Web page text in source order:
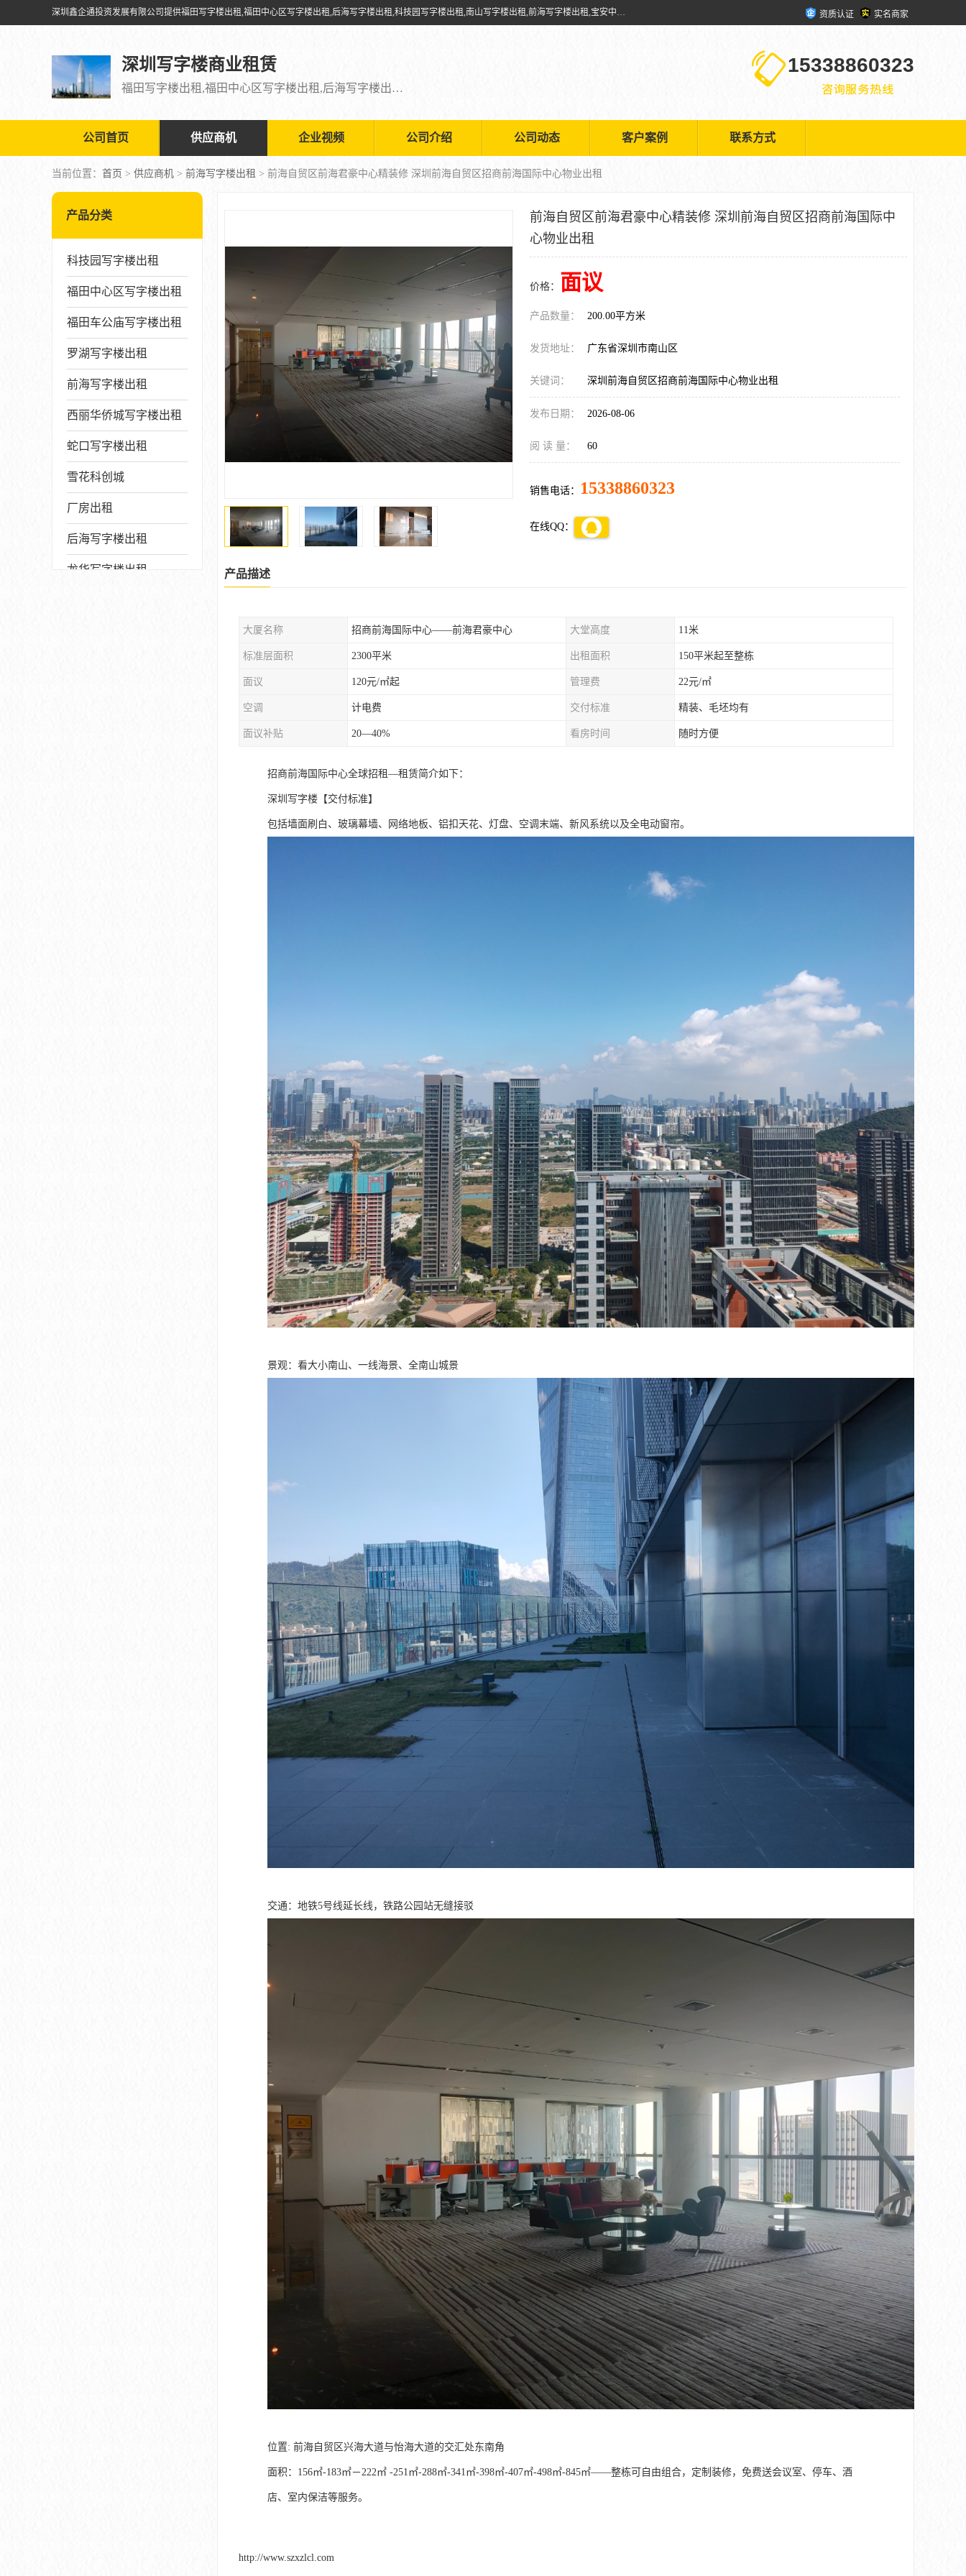
深圳鑫企通投资发展有限公司提供福田写字楼出租,福田中心区写字楼出租,后海写字楼出租,科技园写字楼出租,南山写字楼出租,前海写字楼出租,宝安中心写字楼出租,车公庙写字楼出租,深圳写字楼出租，欢迎有需要的朋友前来咨询。 资质认证 实名商家
深圳写字楼商业租赁
福田写字楼出租,福田中心区写字楼出租,后海写字楼出租,科技园写字楼出租,南山写字楼出租,前海写字楼出租,宝安中心写字楼出租
15338860323
公司首页 供应商机 企业视频 公司介绍 公司动态 客户案例 联系方式
当前位置： 首页 > 供应商机 > 前海写字楼出租 > 前海自贸区前海君豪中心精装修 深圳前海自贸区招商前海国际中心物业出租
产品分类
科技园写字楼出租
福田中心区写字楼出租
福田车公庙写字楼出租
罗湖写字楼出租
前海写字楼出租
西丽华侨城写字楼出租
蛇口写字楼出租
雪花科创城
厂房出租
后海写字楼出租
龙华写字楼出租
前海自贸区前海君豪中心精装修 深圳前海自贸区招商前海国际中
心物业出租
价格： 面议
产品数量： 200.00平方米
发货地址： 广东省深圳市南山区
关键词： 深圳前海自贸区招商前海国际中心物业出租
发布日期： 2026-08-06
阅 读 量： 60
销售电话： 15338860323
在线QQ：
产品描述
大厦名称 招商前海国际中心——前海君豪中心 大堂高度 11米
标准层面积 2300平米 出租面积 150平米起至整栋
面议 120元/㎡起 管理费 22元/㎡
空调 计电费 交付标准 精装、毛坯均有
面议补贴 20—40% 看房时间 随时方便
招商前海国际中心全球招租—租赁简介如下：
深圳写字楼【交付标准】
包括墙面刷白、玻璃幕墙、网络地板、铝扣天花、灯盘、空调末端、新风系统以及全电动窗帘。
景观：看大小南山、一线海景、全南山城景
交通：地铁5号线延长线，铁路公园站无缝接驳
位置: 前海自贸区兴海大道与怡海大道的交汇处东南角
面积：156㎡-183㎡－222㎡ -251㎡-288㎡-341㎡-398㎡-407㎡-498㎡-845㎡——整栋可自由组合，定制装修，免费送会议室、停车、酒
店、室内保洁等服务。
http://www.szxzlcl.com